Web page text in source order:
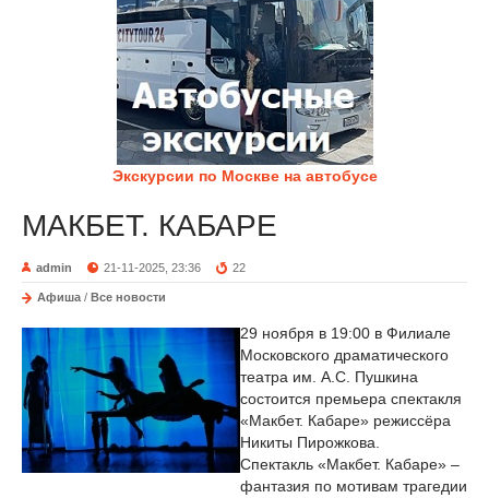
Экскурсии по Москве на автобусе
МАКБЕТ. КАБАРЕ
admin 21-11-2025, 23:36 22
Афиша / Все новости
29 ноября в 19:00 в Филиале
Московского драматического
театра им. А.С. Пушкина
состоится премьера спектакля
«Макбет. Кабаре» режиссёра
Никиты Пирожкова.
Спектакль «Макбет. Кабаре» –
фантазия по мотивам трагедии